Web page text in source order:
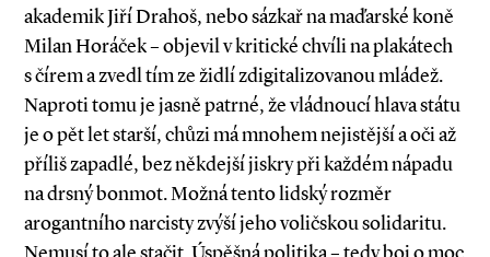
akademik Jiří Drahoš, nebo sázkař na maďarské koně
Milan Horáček – objevil v kritické chvíli na plakátech
s čírem a zvedl tím ze židlí zdigitalizovanou mládež.
Naproti tomu je jasně patrné, že vládnoucí hlava státu
je o pět let starší, chůzi má mnohem nejistější a oči až
příliš zapadlé, bez někdejší jiskry při každém nápadu
na drsný bonmot. Možná tento lidský rozměr
arogantního narcisty zvýší jeho voličskou solidaritu.